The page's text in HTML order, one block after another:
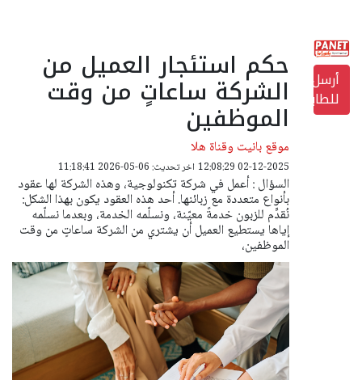
أرسل
للطابعة
حكم استئجار العميل من
الشركة ساعاتٍ من وقت
الموظفين
موقع بانيت وقناة هلا
02-12-2025 12:08:29 اخر تحديث: 06-05-2026 11:18:41
السؤال : أعمل في شركة تكنولوجية، وهذه الشركة لها عقود
بأنواع متعددة مع زبائنها. أحد هذه العقود يكون بهذا الشكل:
نُقدِّم للزبون خدمةً معيّنة، ونسلّمه الخدمة، وبعدما نسلّمه
إياها يستطيع العميل أن يشتري من الشركة ساعاتٍ من وقت
الموظفين،